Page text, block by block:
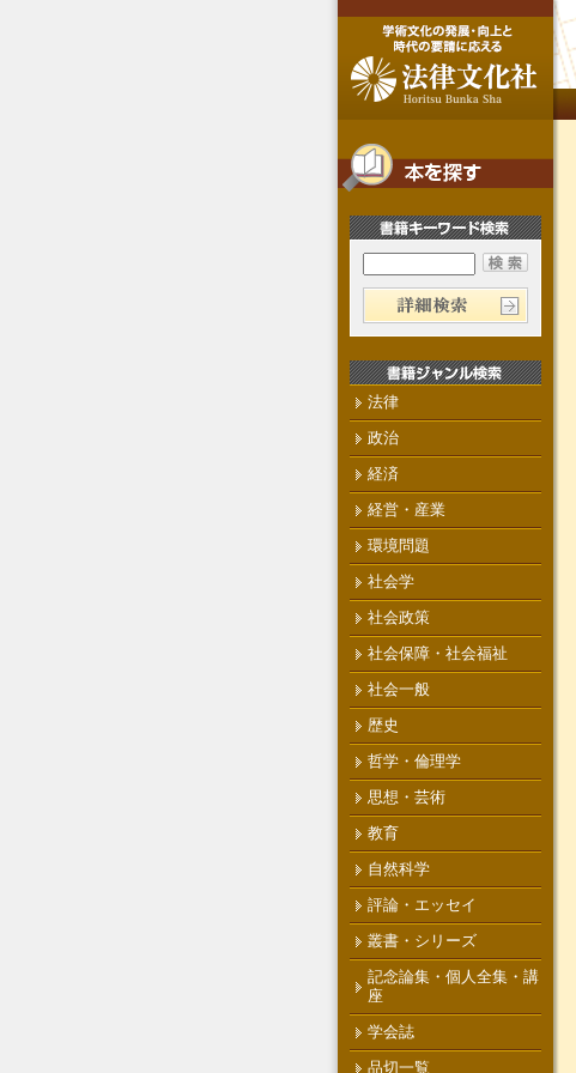
法律
政治
経済
経営・産業
環境問題
社会学
社会政策
社会保障・社会福祉
社会一般
歴史
哲学・倫理学
思想・芸術
教育
自然科学
評論・エッセイ
叢書・シリーズ
記念論集・個人全集・講
座
学会誌
品切一覧